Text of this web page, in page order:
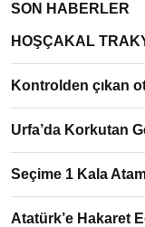
SON HABERLER
HOŞÇAKAL
Kontrolden çıkan
Urfa’da Korkutan
Seçime 1 Kala
Atatürk’e Hakaret